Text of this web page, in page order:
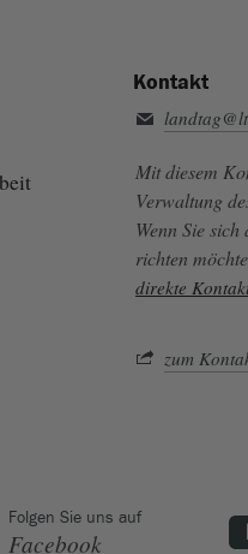
Kontakt
Mit diesem
Verwaltung
Wenn Sie
richten
direkte
zum
Folgen Sie uns auf
Facebook